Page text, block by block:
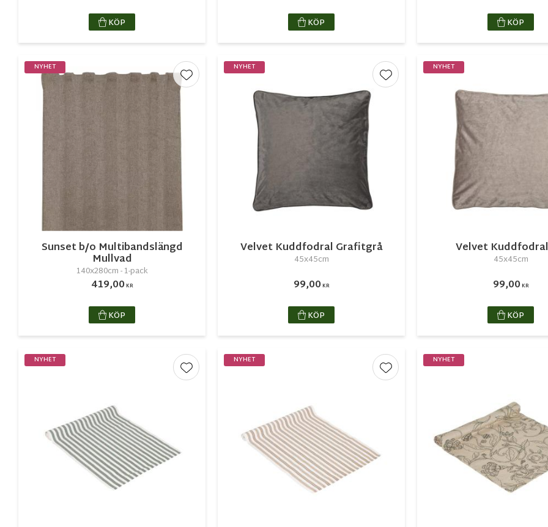
KÖP KÖP KÖP
Sunset b/o Multibandslängd
Mullvad
140x280cm - 1-pack
419,00KR
NYHET
Lägg till i favoriter
KÖP
Velvet Kuddfodral Grafitgrå
45x45cm
99,00KR
NYHET
Lägg till i favoriter
KÖP
Velvet
45x45cm
99,00KR
NYHET
KÖP
NYHET
Lägg till i favoriter
NYHET
Lägg till i favoriter
NYHET